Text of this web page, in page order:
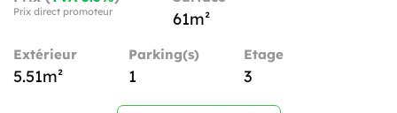
Prix direct promoteur 61m²
Extérieur
5.51m²
Parking(s)
1
Etage
3